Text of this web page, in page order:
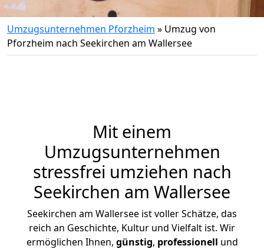
Umzugsunternehmen Pforzheim » Umzug von
Pforzheim nach Seekirchen am Wallersee
Mit einem
Umzugsunternehmen
stressfrei umziehen nach
Seekirchen am Wallersee
Seekirchen am Wallersee ist voller Schätze, das
reich an Geschichte, Kultur und Vielfalt ist. Wir
ermöglichen Ihnen, günstig, professionell und